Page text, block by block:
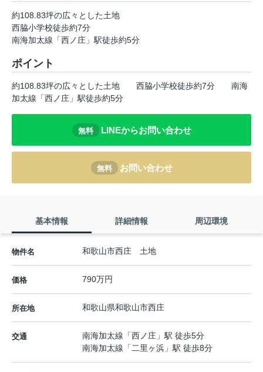
約108.83坪の広々とした土地
西脇小学校徒歩約7分
南海加太線「西ノ庄」駅徒歩約5分
ポイント
約108.83坪の広々とした土地 西脇小学校徒歩約7分
南海
加太線「西ノ庄」駅徒歩約5分
無料 LINEからお問い合わせ
無料 お問い合わせ
基本情報 詳細情報 周辺環境
物件名 和歌山市西庄 土地
価格 790万円
所在地 和歌山県和歌山市西庄
交通 南海加太線 「西ノ庄 」駅 徒歩5分
南海加太線 「二里ヶ浜 」駅 徒歩8分